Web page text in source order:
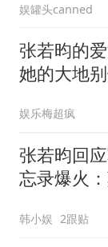
娱罐头canned
张若昀的
她的大地
娱乐梅超疯
张若昀回
忘录爆火
韩小娱 2跟贴